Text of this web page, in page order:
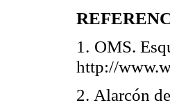
1. OMS.
http://
2. Alarcón